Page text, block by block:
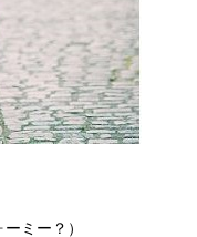
ミー？）